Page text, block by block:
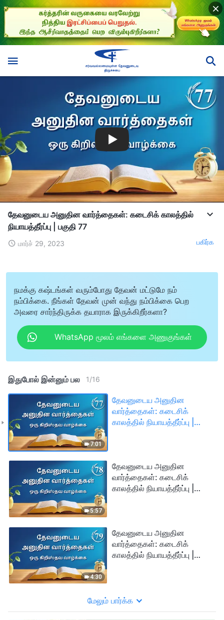
தேவனுடைய அனுதின வார்த்தைகள்: கடைசிக் காலத்தில்
நியாயத்தீர்ப்பு | பகுதி 77
மார்ச் 29, 2023 பகிர்க
நமக்கு கஷ்டங்கள் வரும்போது தேவன் மட்டுமே நம்
நம்பிக்கை. நீங்கள் தேவன் முன் வந்து நம்பிக்கை பெற
அவரை சார்ந்திருக்க தயாராக இருக்கிறீர்களா?
WhatsApp மூலம் எங்களை அணுகுங்கள்
இதுபோல் இன்னும் பல 1/16
7:01
தேவனுடைய அனுதின
வார்த்தைகள்: கடைசிக்
காலத்தில் நியாயத்தீர்ப்பு |
5:57
தேவனுடைய அனுதின
வார்த்தைகள்: கடைசிக்
காலத்தில் நியாயத்தீர்ப்பு |
4:30
தேவனுடைய அனுதின
வார்த்தைகள்: கடைசிக்
காலத்தில் நியாயத்தீர்ப்பு |
மேலும் பார்க்க